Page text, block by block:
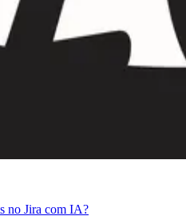
no Jira com IA?